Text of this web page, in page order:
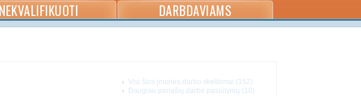
DARBDAVIAMS
Visi šios įmonės darbo skelbimai (152)
Daugiau panašių darbo pasiūlymų (10)